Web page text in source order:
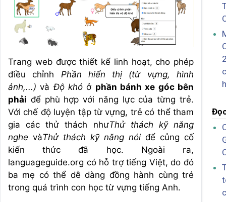
Trang web được thiết kế linh hoạt, cho phép
điều chỉnh Phần hiển thị (từ vựng, hình
ảnh,...) và Độ khó ở phần bánh xe góc bên
phải để phù hợp với năng lực của từng trẻ.
Với chế độ luyện tập từ vựng, trẻ có thể tham
gia các thử thách nhưThử thách kỹ năng
nghe vàThử thách kỹ năng nói để củng cố
kiến thức đã học. Ngoài ra,
languageguide.org có hỗ trợ tiếng Việt, do đó
ba mẹ có thể dễ dàng đồng hành cùng trẻ
trong quá trình con học từ vựng tiếng Anh.